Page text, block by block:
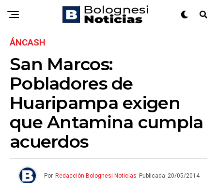
ÁNCASH
San Marcos:
Pobladores de
Huaripampa exigen
que Antamina cumpla
acuerdos
Por Redacción Bolognesi Noticias Publicada 20/05/2014